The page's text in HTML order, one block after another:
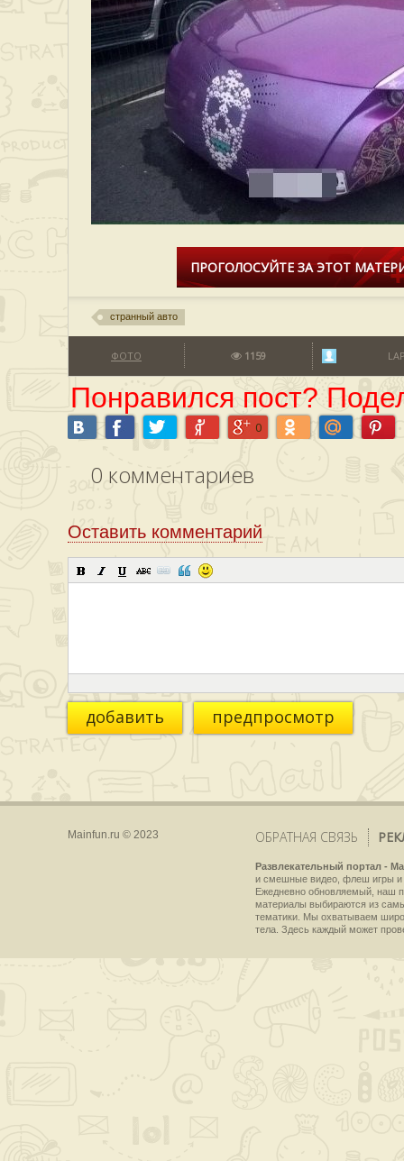
ПРОГОЛОСУЙТЕ ЗА ЭТОТ
странный авто
ФОТО 1159
Понравился пост?
0
0 комментариев
Оставить комментарий
добавить предпросмотр
Mainfun.ru © 2023 ОБРАТНАЯ СВЯЗЬ
Развлекательный портал -
и смешные видео, флеш игры и
Ежедневно обновляемый, наш
материалы выбираются из
тематики. Мы охватываем
тела. Здесь каждый может